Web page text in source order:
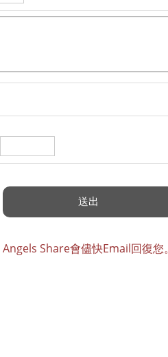
Angels Share會儘快Email回復您。